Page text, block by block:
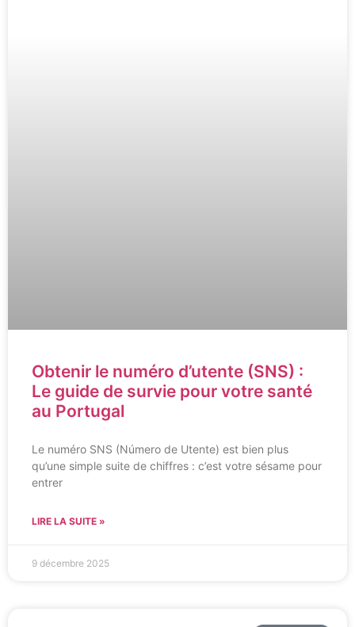
Obtenir le numéro d’utente (SNS) :
Le guide de survie pour votre santé
au Portugal
Le numéro SNS (Número de Utente) est bien plus
qu’une simple suite de chiffres : c’est votre sésame pour
entrer
LIRE LA SUITE »
9 décembre 2025